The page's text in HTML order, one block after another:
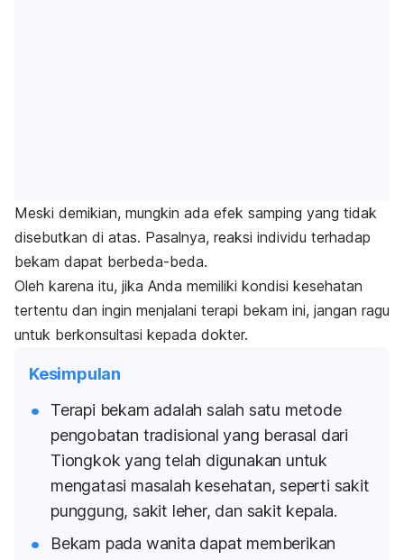
Meski demikian, mungkin ada efek samping yang tidak
disebutkan di atas. Pasalnya, reaksi individu terhadap
bekam dapat berbeda-beda.
Oleh karena itu, jika Anda memiliki kondisi kesehatan
tertentu dan ingin menjalani terapi bekam ini, jangan ragu
untuk berkonsultasi kepada dokter.
Kesimpulan
Terapi bekam adalah salah satu metode
pengobatan tradisional yang berasal dari
Tiongkok yang telah digunakan untuk
mengatasi masalah kesehatan, seperti sakit
punggung, sakit leher, dan sakit kepala.
Bekam pada wanita dapat memberikan